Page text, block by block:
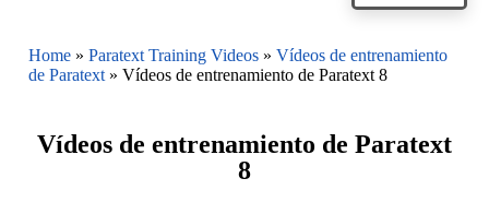
Home » Paratext Training Videos » Vídeos de entrenamiento
de Paratext » Vídeos de entrenamiento de Paratext 8
Vídeos de entrenamiento de Paratext
8